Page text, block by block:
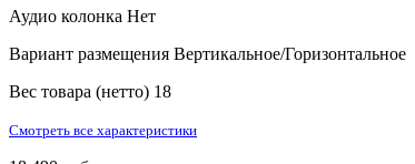
Аудио колонка Нет
Вариант размещения Вертикальное/Горизонтальное
Вес товара (нетто) 18
Смотреть все характеристики